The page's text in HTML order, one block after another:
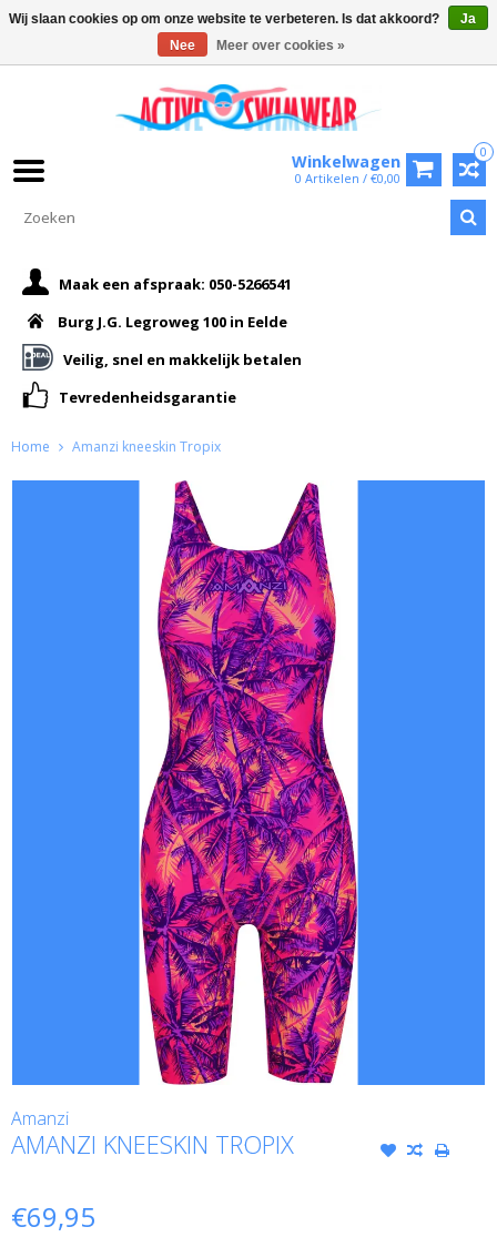
0
Winkelwagen
0 Artikelen / €0,00
Maak een afspraak: 050-5266541
Burg J.G. Legroweg 100 in Eelde
Veilig, snel en makkelijk betalen
Tevredenheidsgarantie
Home Amanzi kneeskin Tropix
Amanzi
AMANZI KNEESKIN TROPIX
€69,95
Wij slaan cookies op om onze website te verbeteren. Is dat akkoord?
Ja
Nee
Meer over cookies »